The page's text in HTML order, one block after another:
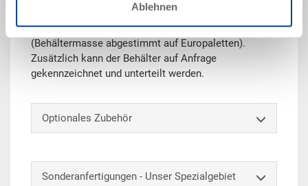
Ablehnen
einsetzbar. Zudem lässt sich dieser Universal-
Eurobehälter beliebig mit und ohne Deckel stapeln
(Behältermasse abgestimmt auf Europaletten).
Zusätzlich kann der Behälter auf Anfrage
gekennzeichnet und unterteilt werden.
Optionales Zubehör
Sonderanfertigungen - Unser Spezialgebiet